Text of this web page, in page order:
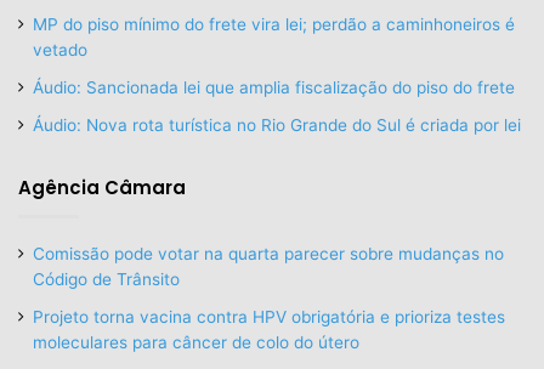
MP do piso mínimo do frete vira lei; perdão a caminhoneiros é
vetado
Áudio: Sancionada lei que amplia fiscalização do piso do frete
Áudio: Nova rota turística no Rio Grande do Sul é criada por lei
Agência Câmara
Comissão pode votar na quarta parecer sobre mudanças no
Código de Trânsito
Projeto torna vacina contra HPV obrigatória e prioriza testes
moleculares para câncer de colo do útero